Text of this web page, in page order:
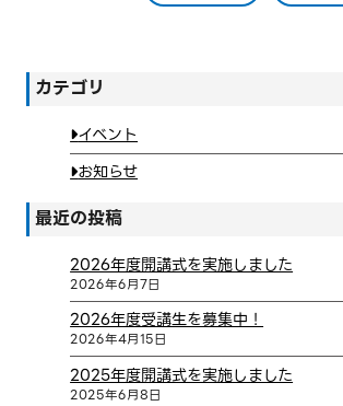
カテゴリ
イベント
お知らせ
最近の投稿
2026年度開講式を実施しました
2026年6月7日
2026年度受講生を募集中！
2026年4月15日
2025年度開講式を実施しました
2025年6月8日